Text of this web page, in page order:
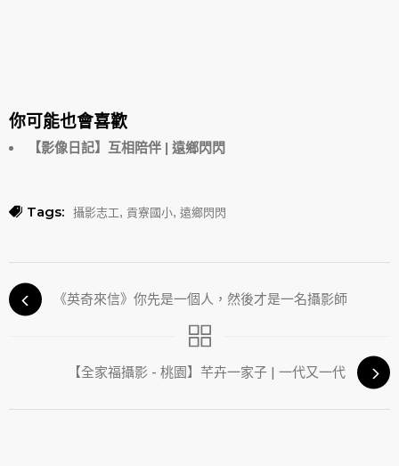
你可能也會喜歡
【影像日記】互相陪伴 | 遠鄉閃閃
Tags: 攝影志工, 貢寮國小, 遠鄉閃閃
《英奇來信》你先是一個人，然後才是一名攝影師
【全家福攝影 - 桃園】芊卉一家子 | 一代又一代